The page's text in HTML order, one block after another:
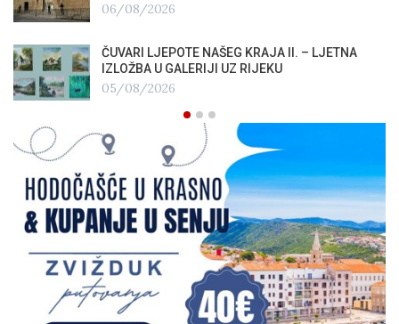
06/08/2026
ČUVARI LJEPOTE NAŠEG KRAJA II. – LJETNA
IZLOŽBA U GALERIJI UZ RIJEKU
05/08/2026